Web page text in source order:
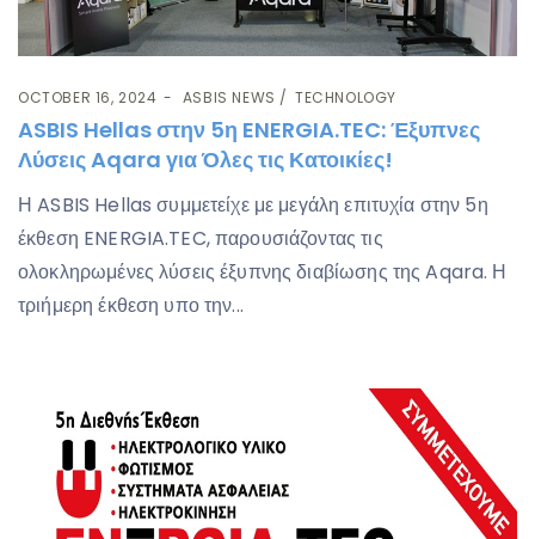
OCTOBER 16, 2024 ASBIS NEWS TECHNOLOGY
ASBIS Hellas στην 5η ENERGIA.TEC: Έξυπνες
Λύσεις Aqara για Όλες τις Κατοικίες!
Η ASBIS Hellas συμμετείχε με μεγάλη επιτυχία στην 5η
έκθεση ENERGIA.TEC, παρουσιάζοντας τις
ολοκληρωμένες λύσεις έξυπνης διαβίωσης της Aqara. Η
τριήμερη έκθεση υπο την...